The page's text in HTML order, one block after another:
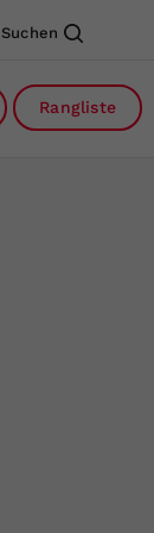
Suchen
Rangliste